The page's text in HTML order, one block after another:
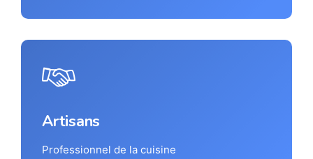
Artisans
Professionnel de la cuisine